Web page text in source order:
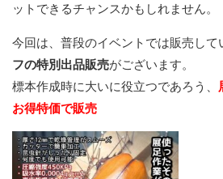
ットできるチャンスかもしれません。
今回は、普段のイベントでは販売して
フの特別出品販売がございます。
標本作成時に大いに役立つであろう、
お得特価で販売